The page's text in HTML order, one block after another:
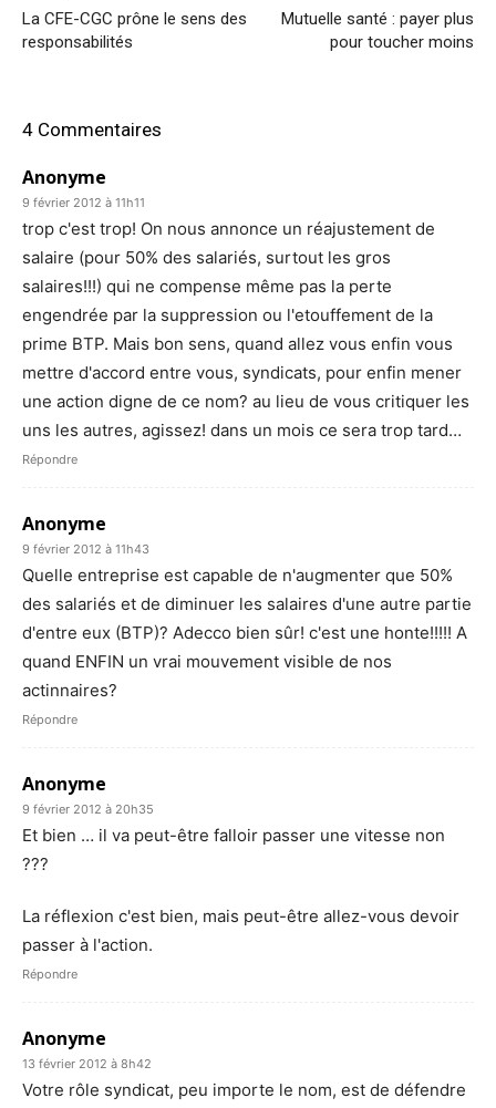
La CFE-CGC prône le sens des
responsabilités
Mutuelle santé : payer plus
pour toucher moins
4 Commentaires
Anonyme
9 février 2012 à 11h11
trop c'est trop! On nous annonce un réajustement de
salaire (pour 50% des salariés, surtout les gros
salaires!!!) qui ne compense même pas la perte
engendrée par la suppression ou l'etouffement de la
prime BTP. Mais bon sens, quand allez vous enfin vous
mettre d'accord entre vous, syndicats, pour enfin mener
une action digne de ce nom? au lieu de vous critiquer les
uns les autres, agissez! dans un mois ce sera trop tard…
Répondre
Anonyme
9 février 2012 à 11h43
Quelle entreprise est capable de n'augmenter que 50%
des salariés et de diminuer les salaires d'une autre partie
d'entre eux (BTP)? Adecco bien sûr! c'est une honte!!!!! A
quand ENFIN un vrai mouvement visible de nos
actinnaires?
Répondre
Anonyme
9 février 2012 à 20h35
Et bien … il va peut-être falloir passer une vitesse non
???
La réflexion c'est bien, mais peut-être allez-vous devoir
passer à l'action.
Répondre
Anonyme
13 février 2012 à 8h42
Votre rôle syndicat, peu importe le nom, est de défendre